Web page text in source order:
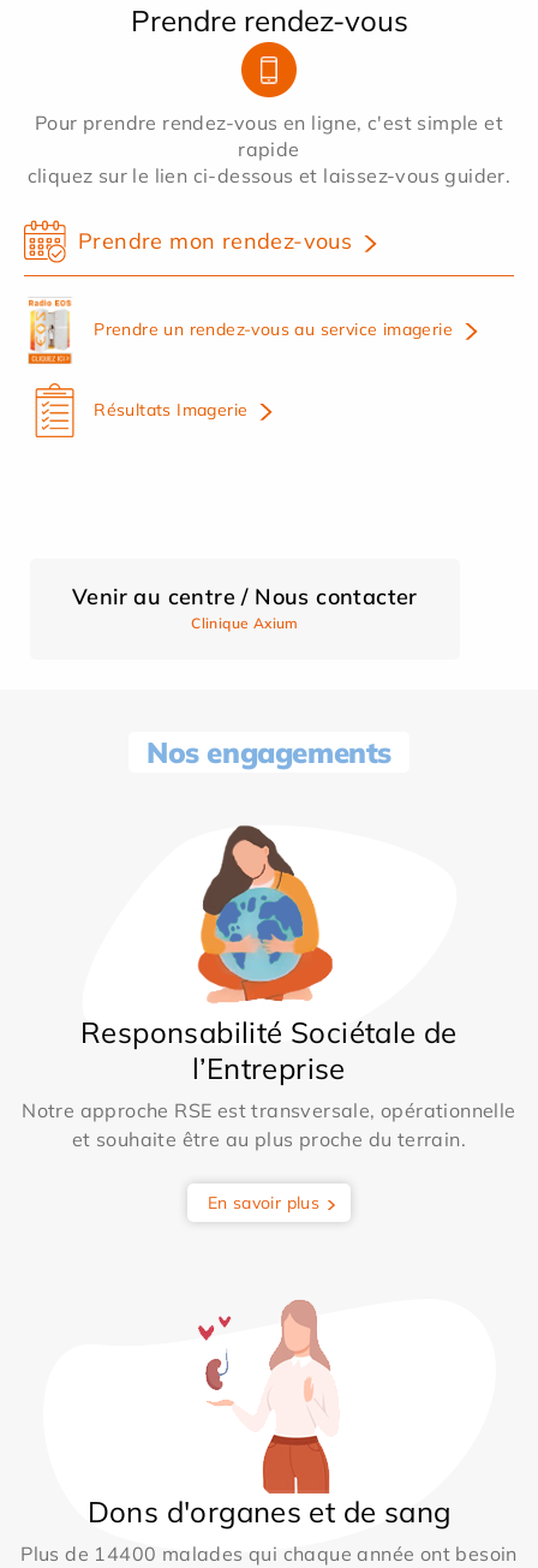
Prendre rendez-vous
Pour prendre rendez-vous en ligne, c'est simple et
rapide
cliquez sur le lien ci-dessous et laissez-vous guider.
Prendre mon rendez-vous
Prendre un rendez-vous au service imagerie
Résultats Imagerie
Venir au centre / Nous contacter
Clinique Axium
Nos engagements
Responsabilité Sociétale de
l’Entreprise
Notre approche RSE est transversale, opérationnelle
et souhaite être au plus proche du terrain.
En savoir plus
Dons d'organes et de sang
Plus de 14400 malades qui chaque année ont besoin